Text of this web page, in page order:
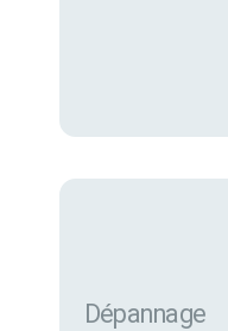
Dépannage